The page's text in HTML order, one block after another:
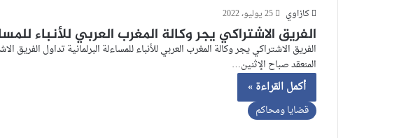
كازاوي 25 يوليو، 2022
الفريق الاشتراكي يجر وكالة المغرب العربي للأنباء
الفريق الاشتراكي يجر وكالة المغرب العربي للأنباء للمساءلة البرلمانية تداول
المنعقد صباح الإثنين…
أكمل القراءة »
قضايا ومحاكم